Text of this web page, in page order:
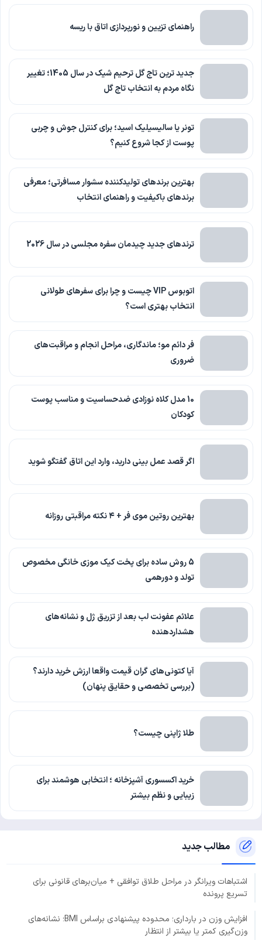
راهنمای تزیین و نورپردازی اتاق با ریسه
جدید ترین تاج گل ترحیم شیک در سال 1405؛ تغییر
نگاه مردم به انتخاب تاج گل
تونر یا سالیسیلیک اسید؛ برای کنترل جوش و چربی
پوست از کجا شروع کنیم؟
بهترین برندهای تولیدکننده سشوار مسافرتی؛ معرفی
برندهای باکیفیت و راهنمای انتخاب
ترندهای جدید چیدمان سفره مجلسی در سال 2026
اتوبوس VIP چیست و چرا برای سفرهای طولانی
انتخاب بهتری است؟
فر دائم مو؛ ماندگاری، مراحل انجام و مراقبت‌های
ضروری
10 مدل کلاه نوزادی ضدحساسیت و مناسب پوست
کودکان
اگر قصد عمل بینی دارید، وارد این اتاق گفتگو شوید
بهترین روتین موی فر + ۴ نکته مراقبتی روزانه
5 روش ساده برای پخت کیک موزی خانگی مخصوص
تولد و دورهمی
علائم عفونت لب بعد از تزریق ژل و نشانه‌های
هشداردهنده
آیا کتونی‌های گران قیمت واقعا ارزش خرید دارند؟
(بررسی تخصصی و حقایق پنهان)
طلا ژاپنی چیست؟
خرید اکسسوری آشپزخانه ؛ انتخابی هوشمند برای
زیبایی و نظم بیشتر
مطالب جدید
اشتباهات ویرانگر در مراحل طلاق توافقی + میان‌برهای قانونی برای
تسریع پرونده
افزایش وزن در بارداری؛ محدوده پیشنهادی براساس BMI؛ نشانه‌های
وزن‌گیری کمتر یا بیشتر از انتظار